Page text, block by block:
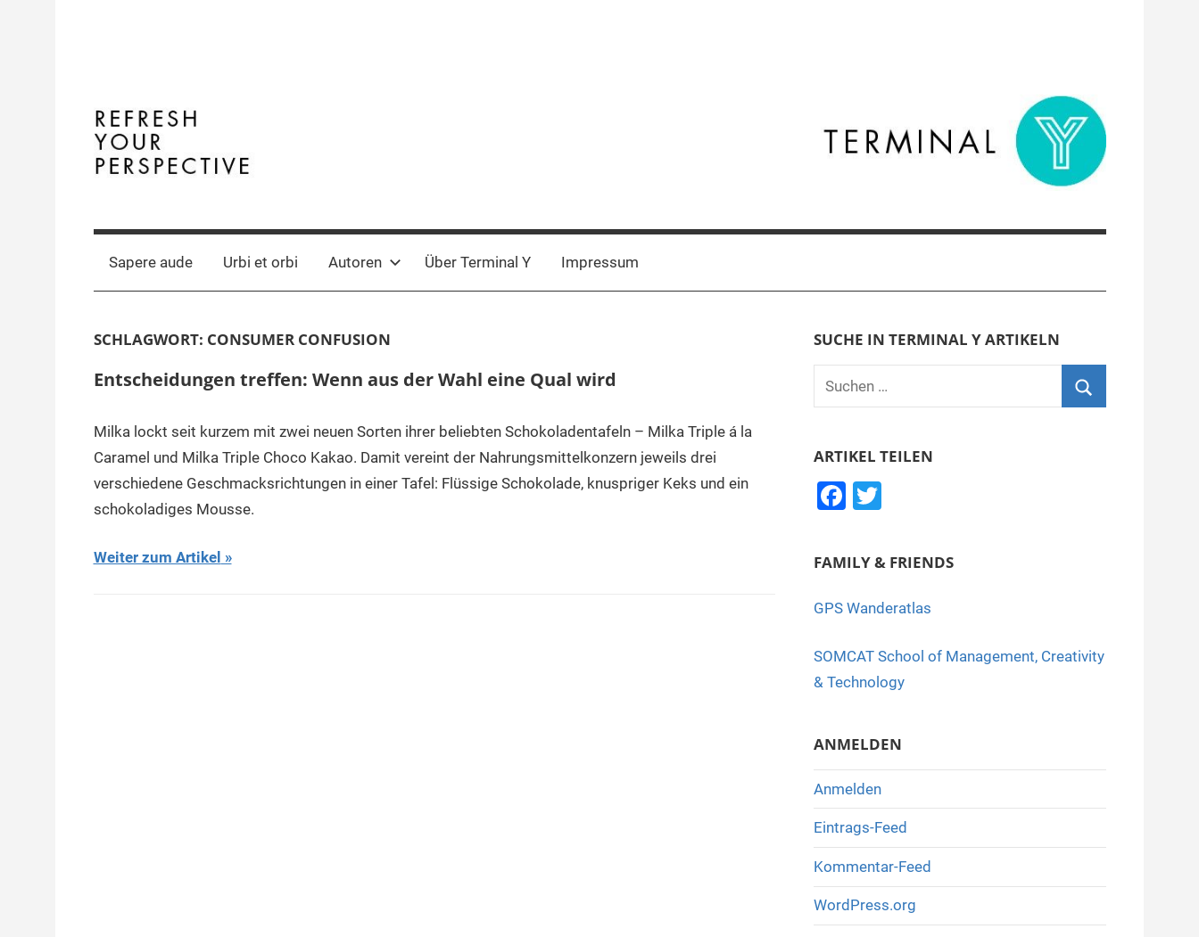
Terminal
Y
Digital
Business
Sapere aude Urbi et orbi Autoren Über Terminal Y Impressum
SCHLAGWORT: CONSUMER CONFUSION
Entscheidungen treffen: Wenn aus der Wahl eine Qual wird
Milka lockt seit kurzem mit zwei neuen Sorten ihrer beliebten Schokoladentafeln – Milka Triple á la
Caramel und Milka Triple Choco Kakao. Damit vereint der Nahrungsmittelkonzern jeweils drei
verschiedene Geschmacksrichtungen in einer Tafel: Flüssige Schokolade, knuspriger Keks und ein
schokoladiges Mousse.
Weiter zum Artikel
SUCHE IN TERMINAL Y ARTIKELN
Suchen
nach:
ARTIKEL TEILEN
F
c
b
o
k
T
tt
FAMILY & FRIENDS
GPS Wanderatlas
SOMCAT School of Management, Creativity
& Technology
ANMELDEN
Anmelden
Eintrags-Feed
Kommentar-Feed
WordPress.org